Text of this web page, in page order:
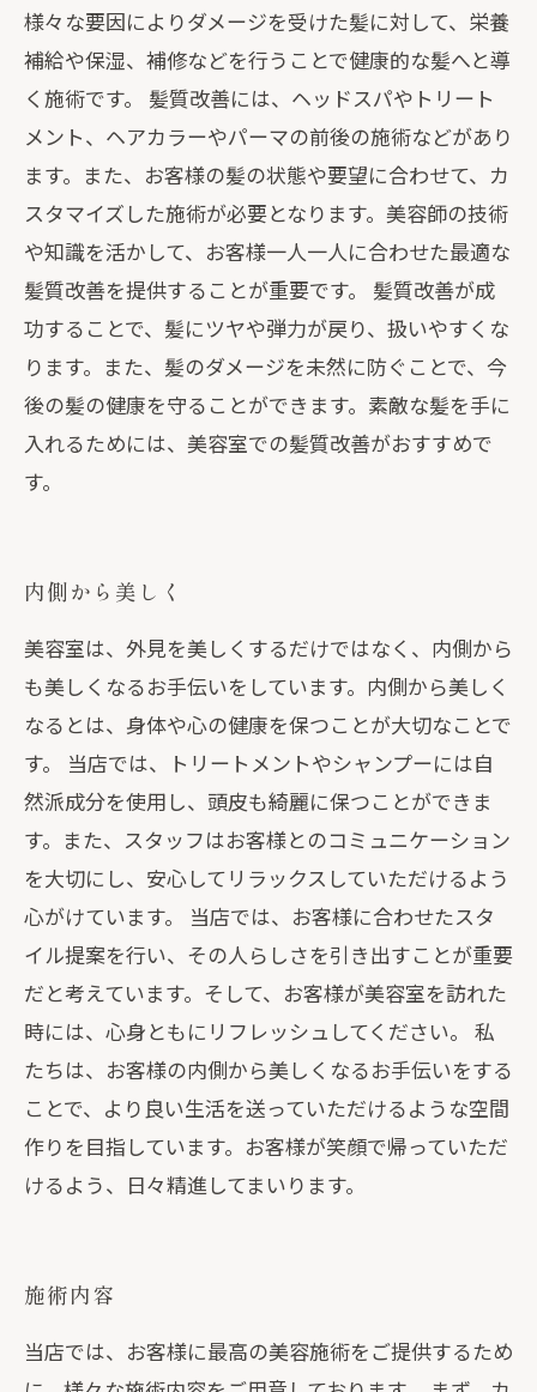
様々な要因によりダメージを受けた髪に対して、栄養
補給や保湿、補修などを行うことで健康的な髪へと導
く施術です。 髪質改善には、ヘッドスパやトリート
メント、ヘアカラーやパーマの前後の施術などがあり
ます。また、お客様の髪の状態や要望に合わせて、カ
スタマイズした施術が必要となります。美容師の技術
や知識を活かして、お客様一人一人に合わせた最適な
髪質改善を提供することが重要です。 髪質改善が成
功することで、髪にツヤや弾力が戻り、扱いやすくな
ります。また、髪のダメージを未然に防ぐことで、今
後の髪の健康を守ることができます。素敵な髪を手に
入れるためには、美容室での髪質改善がおすすめで
す。
内側から美しく
美容室は、外見を美しくするだけではなく、内側から
も美しくなるお手伝いをしています。内側から美しく
なるとは、身体や心の健康を保つことが大切なことで
す。 当店では、トリートメントやシャンプーには自
然派成分を使用し、頭皮も綺麗に保つことができま
す。また、スタッフはお客様とのコミュニケーション
を大切にし、安心してリラックスしていただけるよう
心がけています。 当店では、お客様に合わせたスタ
イル提案を行い、その人らしさを引き出すことが重要
だと考えています。そして、お客様が美容室を訪れた
時には、心身ともにリフレッシュしてください。 私
たちは、お客様の内側から美しくなるお手伝いをする
ことで、より良い生活を送っていただけるような空間
作りを目指しています。お客様が笑顔で帰っていただ
けるよう、日々精進してまいります。
施術内容
当店では、お客様に最高の美容施術をご提供するため